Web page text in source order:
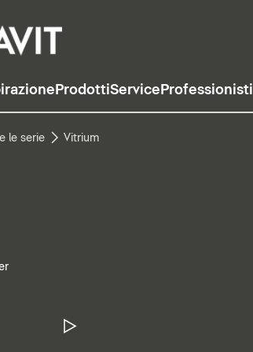
ProdottiService Professionisti
le serie Vitrium
Metti in pausa il video